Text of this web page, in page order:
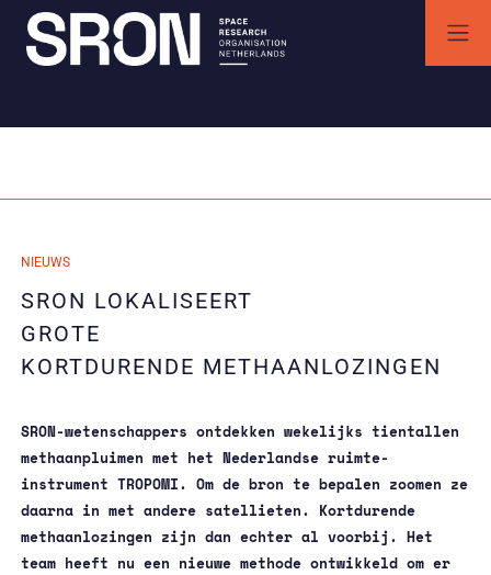
Skip
content
NIEUWS24/04/2025
SRON LOKALISEERT
GROTE
KORTDURENDE METHAANLOZINGEN
SRON-wetenschappers ontdekken wekelijks tientallen
methaanpluimen met het Nederlandse ruimte-
instrument TROPOMI. Om de bron te bepalen zoomen ze
daarna in met andere satellieten. Kortdurende
methaanlozingen zijn dan echter al voorbij. Het
team heeft nu een nieuwe methode ontwikkeld om er